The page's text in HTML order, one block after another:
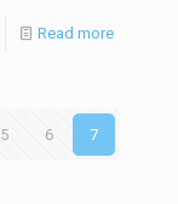
Read more
5 6 7